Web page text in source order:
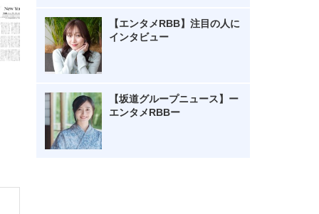
【エンタメRBB】注目の人に
インタビュー
【坂道グループニュース】ー
エンタメRBBー